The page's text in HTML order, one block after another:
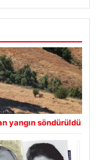
yangın söndürüldü